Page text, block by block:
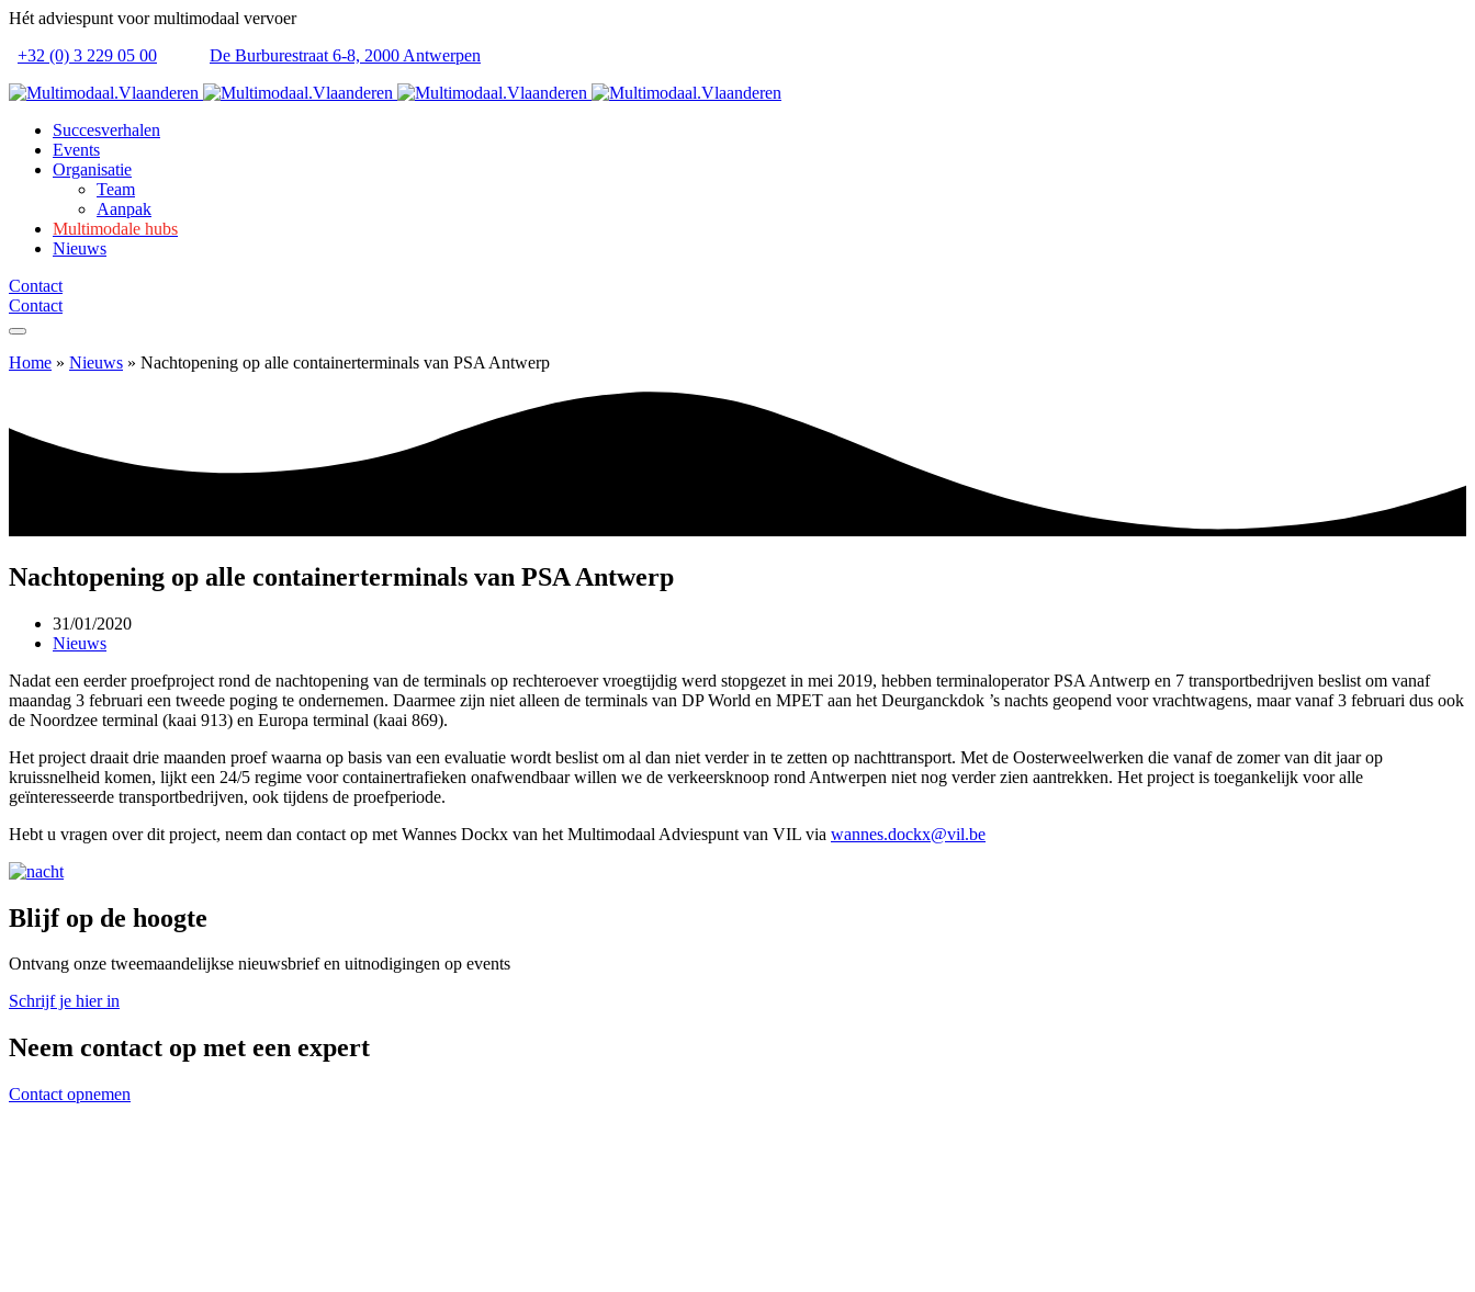
Hét adviespunt voor multimodaal vervoer
+32 (0) 3 229 05 00
De Burburestraat 6-8, 2000 Antwerpen
Succesverhalen
Events
Organisatie
Team
Aanpak
Multimodale hubs
Nieuws
Contact
Contact
Home » Nieuws » Nachtopening op alle containerterminals van PSA Antwerp
Nachtopening op alle containerterminals van PSA Antwerp
31/01/2020
Nieuws
Nadat een eerder proefproject rond de nachtopening van de terminals op rechteroever vroegtijdig werd stopgezet in mei 2019, hebben terminaloperator PSA Antwerp en 7 transportbedrijven beslist om vanaf
maandag 3 februari een tweede poging te ondernemen. Daarmee zijn niet alleen de terminals van DP World en MPET aan het Deurganckdok ’s nachts geopend voor vrachtwagens, maar vanaf 3 februari dus ook
de Noordzee terminal (kaai 913) en Europa terminal (kaai 869).
Het project draait drie maanden proef waarna op basis van een evaluatie wordt beslist om al dan niet verder in te zetten op nachttransport. Met de Oosterweelwerken die vanaf de zomer van dit jaar op
kruissnelheid komen, lijkt een 24/5 regime voor containertrafieken onafwendbaar willen we de verkeersknoop rond Antwerpen niet nog verder zien aantrekken. Het project is toegankelijk voor alle
geïnteresseerde transportbedrijven, ook tijdens de proefperiode.
Hebt u vragen over dit project, neem dan contact op met Wannes Dockx van het Multimodaal Adviespunt van VIL via wannes.dockx@vil.be
Blijf op de hoogte
Ontvang onze tweemaandelijkse nieuwsbrief en uitnodigingen op events
Schrijf je hier in
Neem contact op met een expert
Contact opnemen